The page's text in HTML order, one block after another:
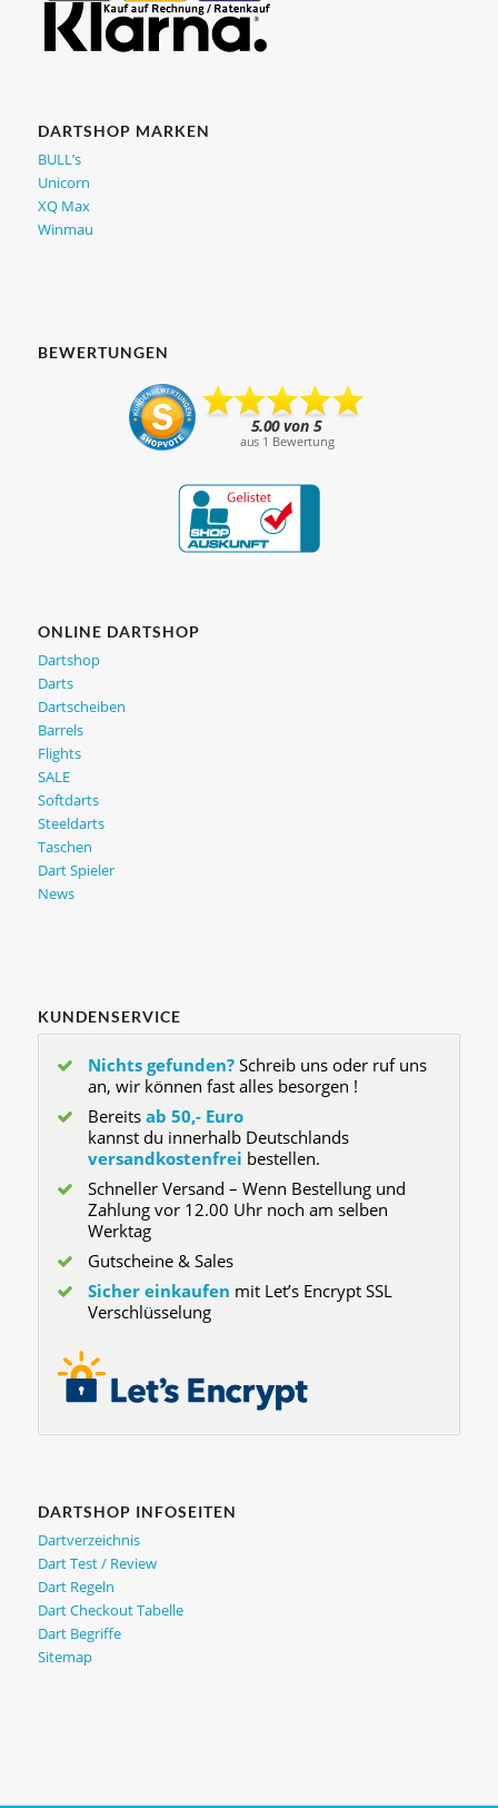
DARTSHOP MARKEN
BULL’s
Unicorn
XQ Max
Winmau
BEWERTUNGEN
ONLINE DARTSHOP
Dartshop
Darts
Dartscheiben
Barrels
Flights
SALE
Softdarts
Steeldarts
Taschen
Dart Spieler
News
KUNDENSERVICE
Nichts gefunden?Schreib uns oder ruf uns
an, wir können fast alles besorgen !
Bereits ab 50,- Euro
kannst du innerhalb Deutschlands
versandkostenfrei bestellen.
Schneller Versand – Wenn Bestellung und
Zahlung vor 12.00 Uhr noch am selben
Werktag
Gutscheine & Sales
Sicher einkaufen mit Let’s Encrypt SSL
Verschlüsselung
DARTSHOP INFOSEITEN
Dartverzeichnis
Dart Test / Review
Dart Regeln
Dart Checkout Tabelle
Dart Begriffe
Sitemap